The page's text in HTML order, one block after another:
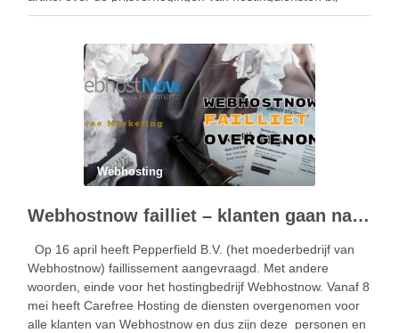
Vimexx. En helaas starten we in dit nieuwe …
Webhosting
Webhostnow failliet – klanten gaan naar Carefree Hosting
Op 16 april heeft Pepperfield B.V. (het moederbedrijf van
Webhostnow) faillissement aangevraagd. Met andere
woorden, einde voor het hostingbedrijf Webhostnow. Vanaf 8
mei heeft Carefree Hosting de diensten overgenomen voor
alle klanten van Webhostnow en dus zijn deze personen en